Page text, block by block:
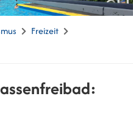
Freizeit